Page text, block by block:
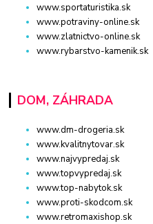
www.sportaturistika.sk
www.potraviny-online.sk
www.zlatnictvo-online.sk
www.rybarstvo-kamenik.sk
DOM, ZÁHRADA
www.dm-drogeria.sk
www.kvalitnytovar.sk
www.najvypredaj.sk
www.topvypredaj.sk
www.top-nabytok.sk
www.proti-skodcom.sk
www.retromaxishop.sk